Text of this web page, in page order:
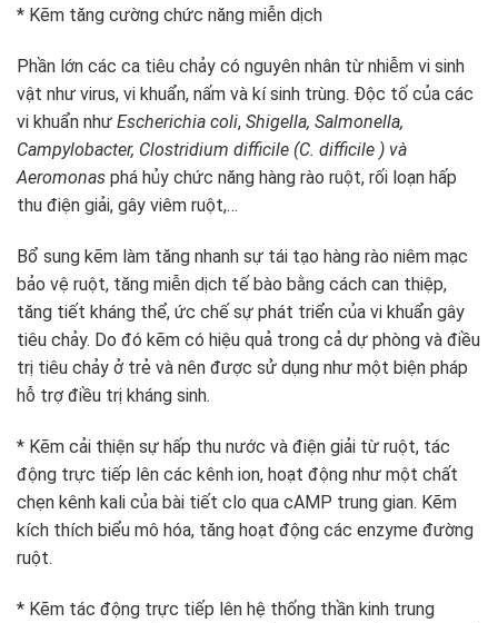
* Kẽm tăng cường chức năng miễn dịch
Phần lớn các ca tiêu chảy có nguyên nhân từ nhiễm vi sinh
vật như virus, vi khuẩn, nấm và kí sinh trùng. Độc tố của các
vi khuẩn như Escherichia coli, Shigella, Salmonella,
Campylobacter, Clostridium difficile (C. difficile ) và
Aeromonas phá hủy chức năng hàng rào ruột, rối loạn hấp
thu điện giải, gây viêm ruột,…
Bổ sung kẽm làm tăng nhanh sự tái tạo hàng rào niêm mạc
bảo vệ ruột, tăng miễn dịch tế bào bằng cách can thiệp,
tăng tiết kháng thể, ức chế sự phát triển của vi khuẩn gây
tiêu chảy. Do đó kẽm có hiệu quả trong cả dự phòng và điều
trị tiêu chảy ở trẻ và nên được sử dụng như một biện pháp
hỗ trợ điều trị kháng sinh.
* Kẽm cải thiện sự hấp thu nước và điện giải từ ruột, tác
động trực tiếp lên các kênh ion, hoạt động như một chất
chẹn kênh kali của bài tiết clo qua cAMP trung gian. Kẽm
kích thích biểu mô hóa, tăng hoạt động các enzyme đường
ruột.
* Kẽm tác động trực tiếp lên hệ thống thần kinh trung